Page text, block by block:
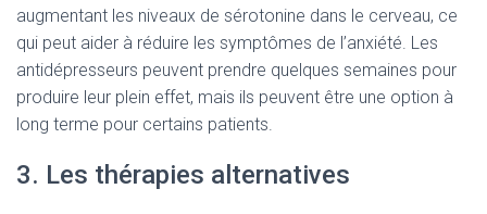
augmentant les niveaux de sérotonine dans le cerveau, ce
qui peut aider à réduire les symptômes de l’anxiété. Les
antidépresseurs peuvent prendre quelques semaines pour
produire leur plein effet, mais ils peuvent être une option à
long terme pour certains patients.
3. Les thérapies alternatives